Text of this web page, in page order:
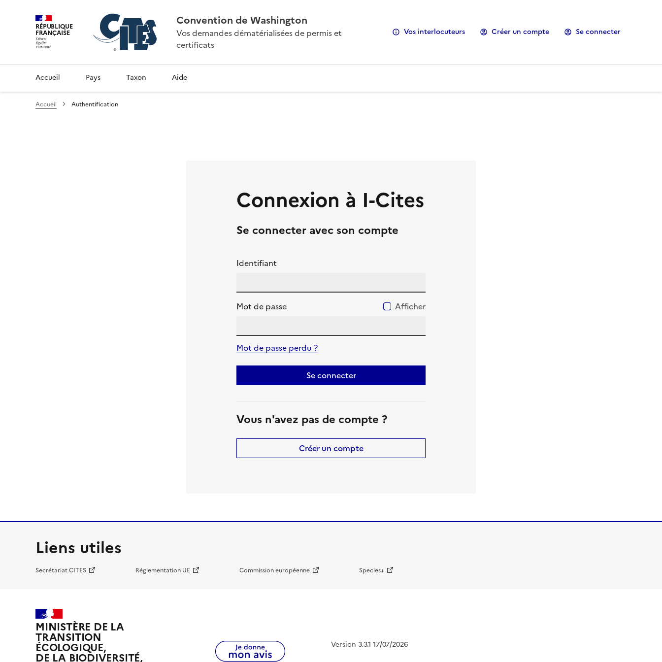
RÉPUBLIQUE
FRANÇAISE
Convention de Washington
Vos demandes dématérialisées de permis et
certificats
Vos interlocuteurs Créer un compte Se connecter
Accueil Pays Taxon Aide
Accueil Authentification
Connexion à I-Cites
Se connecter avec son compte
Identifiant
Mot de passe Afficher
Mot de passe perdu ?
Se connecter
Vous n'avez pas de compte ?
Créer un compte
Liens utiles
Secrétariat CITES Réglementation UE Commission européenne Species+
MINISTÈRE DE LA
TRANSITION
ÉCOLOGIQUE,
DE LA BIODIVERSITÉ,
Version 3.3.1 17/07/2026